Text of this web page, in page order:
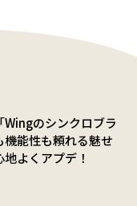
Wingのシンクロブラ
機能性も頼れる魅せ
よくアプデ！